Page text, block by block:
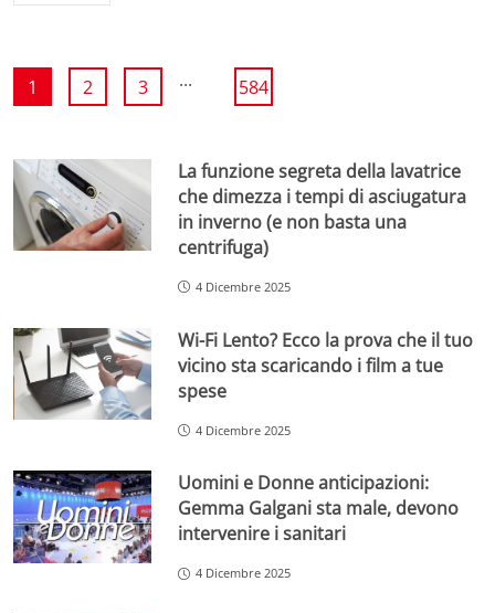
1 2 3 ... 584
La funzione segreta della lavatrice
che dimezza i tempi di asciugatura
in inverno (e non basta una
centrifuga)
4 Dicembre 2025
Wi-Fi Lento? Ecco la prova che il tuo
vicino sta scaricando i film a tue
spese
4 Dicembre 2025
Uomini e Donne anticipazioni:
Gemma Galgani sta male, devono
intervenire i sanitari
4 Dicembre 2025